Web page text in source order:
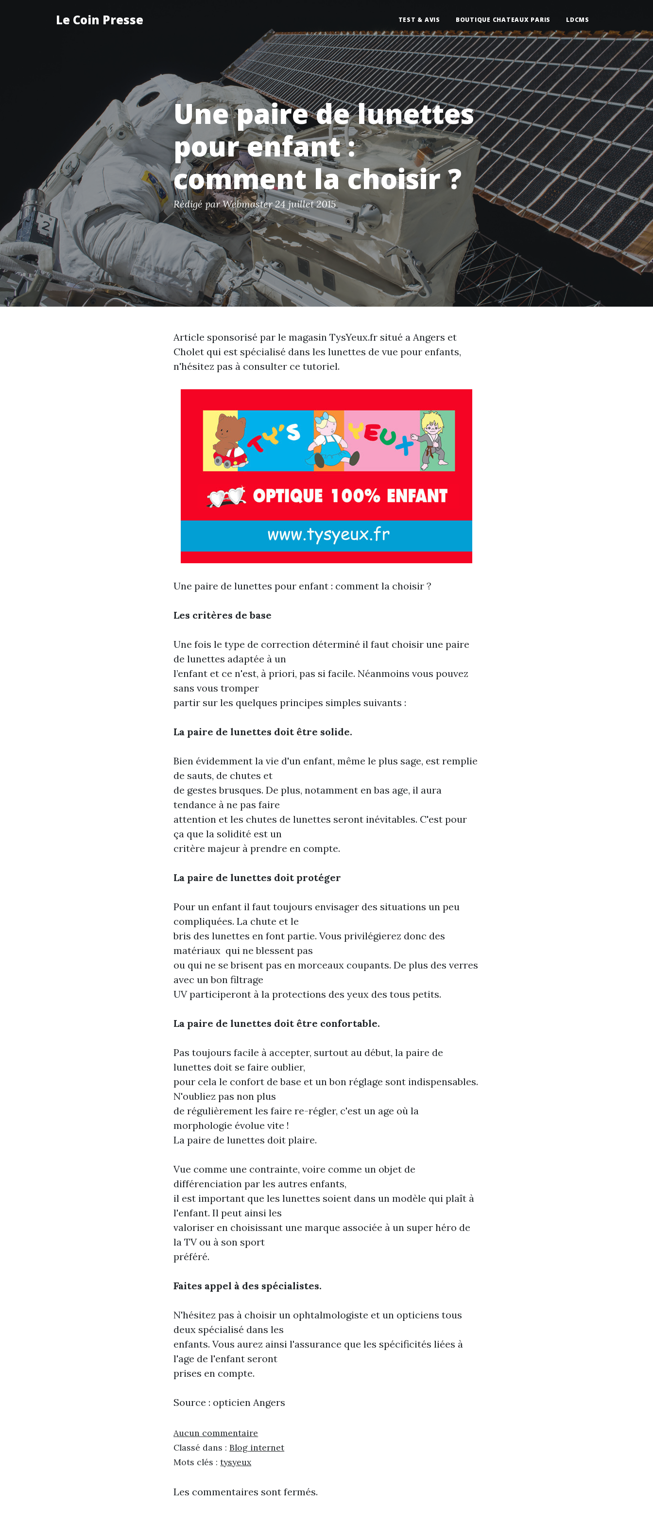
Le Coin Presse TEST & AVIS BOUTIQUE CHATEAUX PARIS LDCMS
Une paire de lunettes
pour enfant :
comment la choisir ?
Rédigé par Webmaster24 juillet 2015
Article sponsorisé par le magasin TysYeux.fr situé a Angers et
Cholet qui est spécialisé dans les lunettes de vue pour enfants,
n'hésitez pas à consulter ce tutoriel.
Une paire de lunettes pour enfant : comment la choisir ?
Les critères de base
Une fois le type de correction déterminé il faut choisir une paire
de lunettes adaptée à un
l’enfant et ce n'est, à priori, pas si facile. Néanmoins vous pouvez
sans vous tromper
partir sur les quelques principes simples suivants :
La paire de lunettes doit être solide.
Bien évidemment la vie d'un enfant, même le plus sage, est remplie
de sauts, de chutes et
de gestes brusques. De plus, notamment en bas age, il aura
tendance à ne pas faire
attention et les chutes de lunettes seront inévitables. C'est pour
ça que la solidité est un
critère majeur à prendre en compte.
La paire de lunettes doit protéger
Pour un enfant il faut toujours envisager des situations un peu
compliquées. La chute et le
bris des lunettes en font partie.Vous privilégierez donc des
matériaux qui ne blessent pas
ou qui ne se brisent pas en morceaux coupants. De plus des verres
avec un bon filtrage
UV participeront à la protections des yeux des tous petits.
La paire de lunettes doit être confortable.
Pas toujours facile à accepter, surtout au début, la paire de
lunettes doit se faire oublier,
pour cela le confort de base et un bon réglage sont indispensables.
N'oubliez pas non plus
de régulièrement les faire re-régler, c'est un age où la
morphologie évolue vite !
La paire de lunettes doit plaire.
Vue comme une contrainte, voire comme un objet de
différenciation par les autres enfants,
il est important que les lunettes soient dans un modèle qui plaît à
l'enfant. Il peut ainsi les
valoriser en choisissant une marque associée à un super héro de
la TV ou à son sport
préféré.
Faites appel à des spécialistes.
N'hésitez pas à choisir un ophtalmologiste et un opticiens tous
deux spécialisé dans les
enfants. Vous aurez ainsi l'assurance que les spécificités liées à
l'age de l'enfant seront
prises en compte.
Source : opticien Angers
Aucun commentaire
Classé dans :Blog internet
Mots clés :tysyeux
Les commentaires sont fermés.